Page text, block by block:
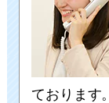
ております。